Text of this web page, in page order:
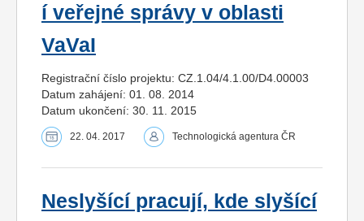
í veřejné správy v oblasti
VaVaI
Registrační číslo projektu: CZ.1.04/4.1.00/D4.00003
Datum zahájení: 01. 08. 2014
Datum ukončení: 30. 11. 2015
22. 04. 2017 Technologická agentura ČR
Neslyšící pracují, kde slyšící